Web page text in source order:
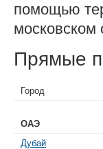
помощью
московском
Прямые
Город
ОАЭ
Дубай